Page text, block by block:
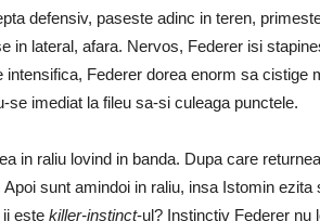
defensiv, paseste adinc in teren,
lateral, afara. Nervos, Federer isi
Federer dorea enorm sa
imediat la fileu sa-si culeaga punctele.
in raliu lovind in banda. Dupa care
sunt amindoi in raliu, insa Istomin
este killer-instinct-ul? Instinctiv Federer nu